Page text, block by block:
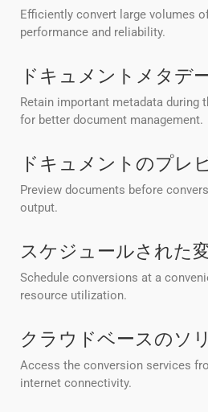
Efficiently convert large volumes
performance and reliability.
ドキュメントメタデ
Retain important metadata during
for better document management.
ドキュメントのプレ
Preview documents before
output.
スケジュールされた
Schedule conversions at a
resource utilization.
クラウドベースのソ
Access the conversion services
internet connectivity.